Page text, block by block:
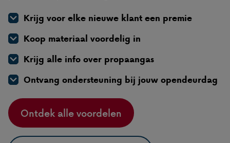
Krijg voor elke nieuwe klant een premie
Koop materiaal voordelig in
Krijg alle info over propaangas
Ontvang ondersteuning bij jouw opendeurdag
Ontdek alle voordelen